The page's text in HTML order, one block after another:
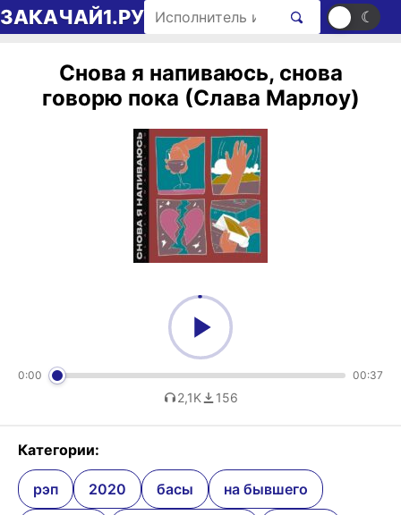
Перейти к содержимому
ЗАКАЧАЙ1.РУ Поиск рингтонов ☀ ☾
Снова я напиваюсь, снова
говорю пока (Слава Марлоу)
0:00 00:37
2,1K 156
Категории:
рэп 2020 басы на бывшего